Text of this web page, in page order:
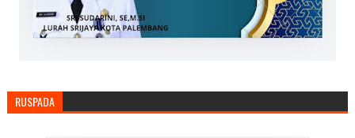
RUSPADA